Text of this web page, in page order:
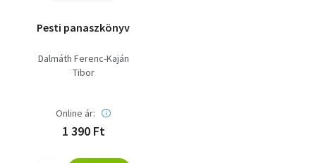
Pesti panaszkönyv
Dalmáth Ferenc-Kaján
Tibor
Online ár:
1 390 Ft